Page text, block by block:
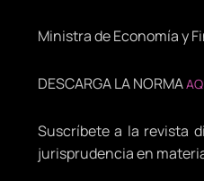
Ministra de Economía y
DESCARGA LA NORMA
Suscríbete a la revista
jurisprudencia en